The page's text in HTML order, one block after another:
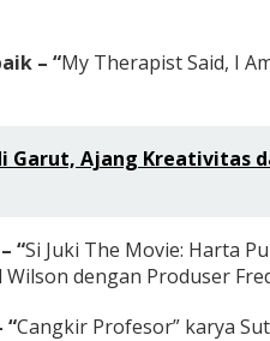
– “My Therapist Said, I
Garut, Ajang Kreativitas
“Si Juki The Movie: Harta
dengan Produser
“Cangkir Profesor” karya